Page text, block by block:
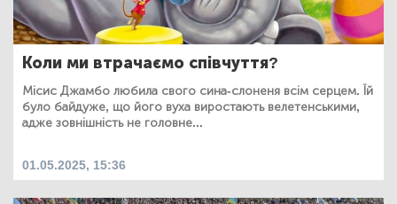
Коли ми втрачаємо співчуття?
Місис Джамбо любила свого сина-слоненя всім серцем. Їй
було байдуже, що його вуха виростають велетенськими,
адже зовнішність не головне...
01.05.2025, 15:36